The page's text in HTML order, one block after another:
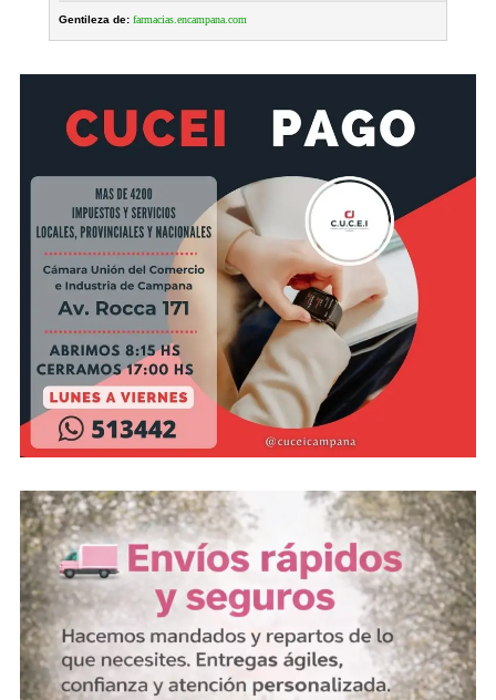
Gentileza de: farmacias.encampana.com